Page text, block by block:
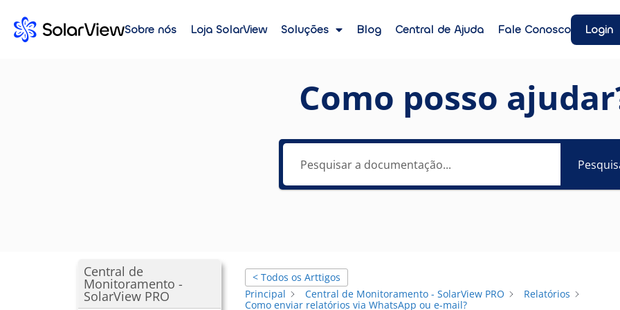
Sobre nós Loja SolarView Soluções Blog Central de Ajuda Fale Conosco Login
Como posso
Central de
Monitoramento -
SolarView PRO
< Todos os Arttigos
Principal
Central de Monitoramento - SolarView PRO
Relatórios
Como enviar relatórios via WhatsApp ou e-mail?